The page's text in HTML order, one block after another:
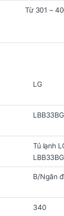
Từ 301 –
LG
Tủ lạnh
B/Ngăn
340